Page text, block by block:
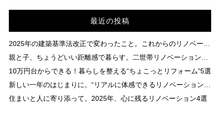
最近の投稿
10万円台からできる！暮らしを整える“ちょこっとリフォーム”5選
住まいと人に寄り添って。2025年、心に残るリノベーション4選